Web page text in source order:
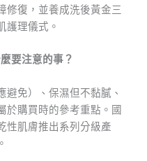
修復，並養成洗後黃金三
護理儀式。
要注意的事？
避免）、保濕但不黏膩、
於購買時的參考重點。國
性肌膚推出系列分級產